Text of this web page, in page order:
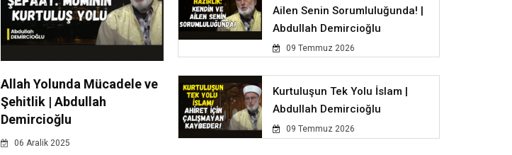
Allah Yolunda Mücadele ve
Şehitlik | Abdullah
Demircioğlu
06 Aralik 2025
Ailen Senin Sorumluluğunda! |
Abdullah Demircioğlu
09 Temmuz 2026
Kurtuluşun Tek Yolu İslam |
Abdullah Demircioğlu
09 Temmuz 2026